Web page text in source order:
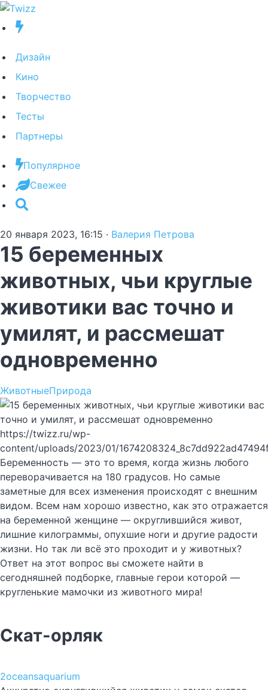
Дизайн
Кино
Творчество
Тесты
Партнеры
Популярное
Свежее
20 января 2023, 16:15 · Валерия Петрова
15 беременных
животных, чьи круглые
животики вас точно и
умилят, и рассмешат
одновременно
ЖивотныеПрирода
https://twizz.ru/wp-
content/uploads/2023/01/
Беременность — это то время, когда жизнь любого
переворачивается на 180 градусов. Но самые
заметные для всех изменения происходят с внешним
видом. Всем нам хорошо известно, как это отражается
на беременной женщине — округлившийся живот,
лишние килограммы, опухшие ноги и другие радости
жизни. Но так ли всё это проходит и у животных?
Ответ на этот вопрос вы сможете найти в
сегодняшней подборке, главные герои которой —
кругленькие мамочки из животного мира!
Скат-орляк
2oceansaquarium